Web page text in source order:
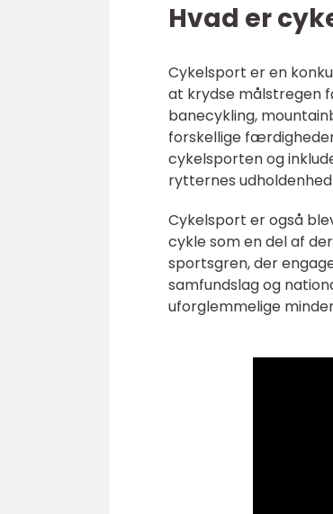
Hvad er
Cykelsport er en
at krydse målstregen
banecykling,
forskellige
cykelsporten og
rytternes
Cykelsport er også
cykle som en del af
sportsgren, der
samfundslag og
uforglemmelige